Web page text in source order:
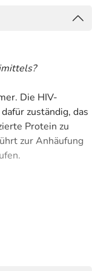
Die HIV-
zuständig, das
Protein zu
zur Anhäufung